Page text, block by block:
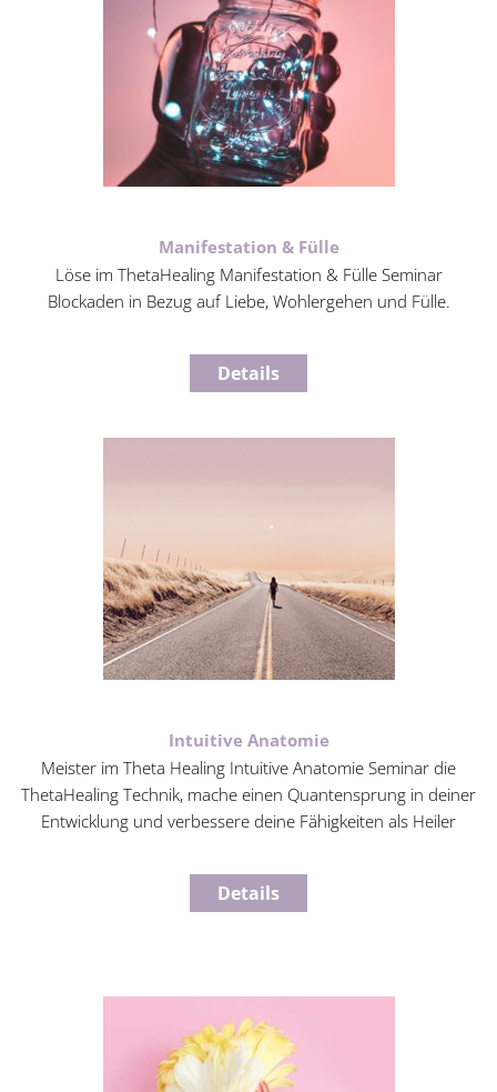
Manifestation & Fülle
Löse im ThetaHealing Manifestation & Fülle Seminar
Blockaden in Bezug auf Liebe, Wohlergehen und Fülle.
Details
Intuitive Anatomie
Meister im Theta Healing Intuitive Anatomie Seminar die
ThetaHealing Technik, mache einen Quantensprung in deiner
Entwicklung und verbessere deine Fähigkeiten als Heiler
Details